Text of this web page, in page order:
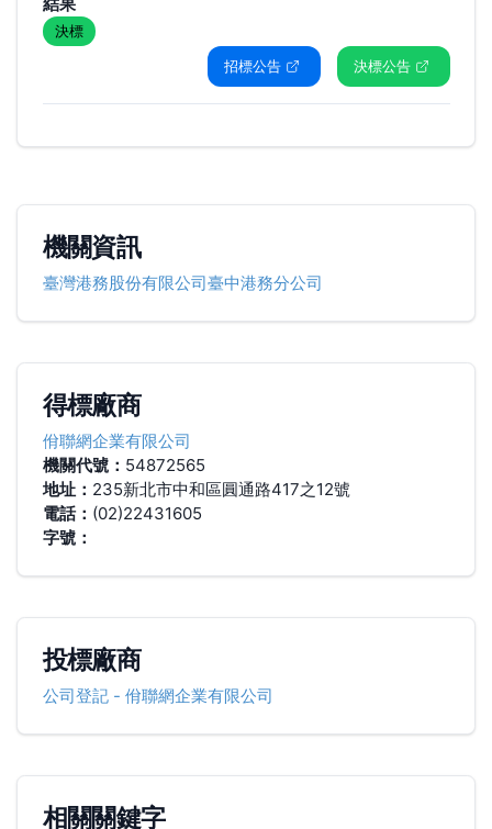
決標
招標公告
決標公告
機關資訊
臺灣港務股份有限公司臺中港務分公司
得標廠商
佾聯網企業有限公司
機關代號： 54872565
地址： 235新北市中和區圓通路417之12號
電話： (02)22431605
字號：
投標廠商
公司登記- 佾聯網企業有限公司
相關關鍵字